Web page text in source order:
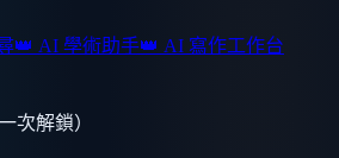
👑 AI 學術助手👑 AI 寫作工作台
次解鎖）